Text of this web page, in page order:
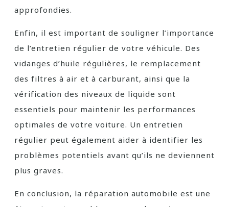
approfondies.
Enfin, il est important de souligner l’importance
de l’entretien régulier de votre véhicule. Des
vidanges d’huile régulières, le remplacement
des filtres à air et à carburant, ainsi que la
vérification des niveaux de liquide sont
essentiels pour maintenir les performances
optimales de votre voiture. Un entretien
régulier peut également aider à identifier les
problèmes potentiels avant qu’ils ne deviennent
plus graves.
En conclusion, la réparation automobile est une